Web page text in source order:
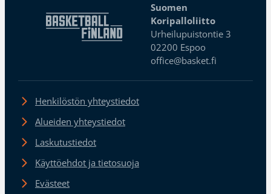
Suomen
Koripalloliitto
Urheilupuistontie 3
02200 Espoo
office@basket.fi
Henkilöstön yhteystiedot
Alueiden yhteystiedot
Laskutustiedot
Käyttöehdot ja tietosuoja
Evästeet